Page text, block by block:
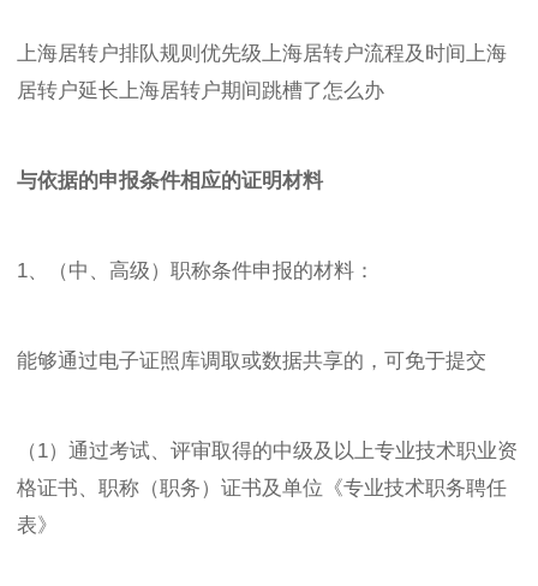
上海居转户排队规则优先级上海居转户流程及时间上海
居转户延长上海居转户期间跳槽了怎么办
与依据的申报条件相应的证明材料
1、（中、高级）职称条件申报的材料：
能够通过电子证照库调取或数据共享的，可免于提交
（1）通过考试、评审取得的中级及以上专业技术职业资
格证书、职称（职务）证书及单位《专业技术职务聘任
表》